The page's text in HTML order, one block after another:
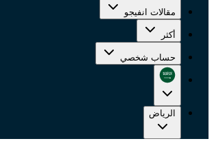
مقالات انفيجو
أكثر
حساب شخصي
الرياض